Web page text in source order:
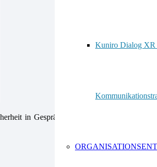
Kuniro Dialog XR
in Gesprächen und hohe Belastung für